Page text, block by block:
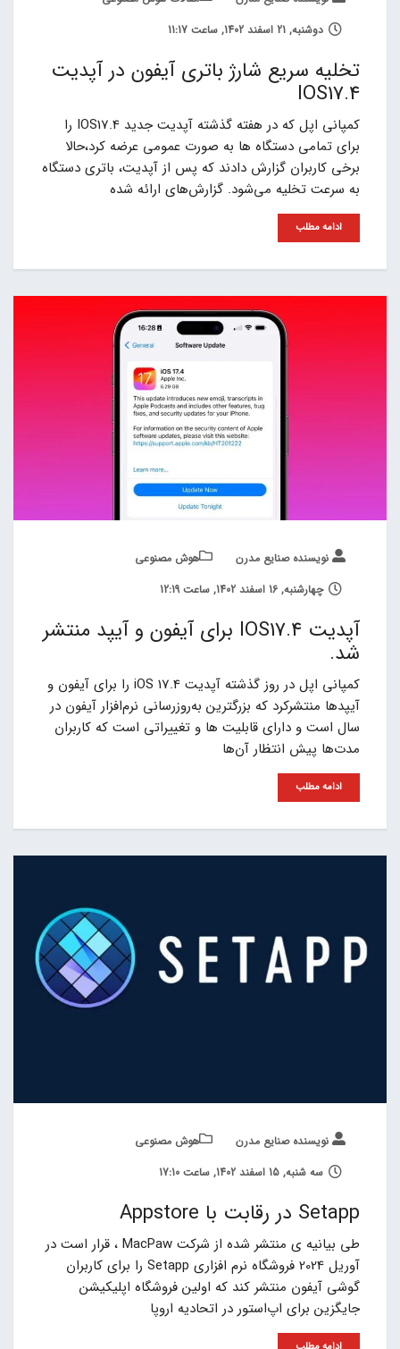
دوشنبه, 21 اسفند 1402, ساعت 11:17
تخلیه سریع شارژ باتری آیفون در آپدیت
IOS17.4
کمپانی اپل که در هفته گذشته آپدیت جدید IOS17.4 را
برای تمامی دستگاه ها به صورت عمومی عرضه کرد،حالا
برخی کاربران گزارش دادند که پس از آپدیت، باتری دستگاه
به سرعت تخلیه می‌شود. گزارش‌های ارائه شده
ادامه مطلب
نویسنده صنایع مدرن
هوش مصنوعی
چهارشنبه, 16 اسفند 1402, ساعت 12:19
آپدیت IOS17.4 برای آیفون و آیپد منتشر
شد.
کمپانی اپل در روز گذشته آپدیت iOS 17.4 را برای آیفون و
آیپدها منتشرکرد که بزرگترین به‌روزرسانی نرم‌افزار آیفون در
سال است و دارای قابلیت ها و تغییراتی است که کاربران
مدت‌ها پیش انتظار آن‌ها
ادامه مطلب
نویسنده صنایع مدرن
هوش مصنوعی
سه شنبه, 15 اسفند 1402, ساعت 17:10
Setapp در رقابت با Appstore
طی بیانیه ی منتشر شده از شرکت MacPaw ، قرار است در
آوریل 2024 فروشگاه نرم افزاری Setapp را برای کاربران
گوشی آیفون منتشر کند که اولین فروشگاه اپلیکیشن
جایگزین برای اپ‌استور در اتحادیه اروپا